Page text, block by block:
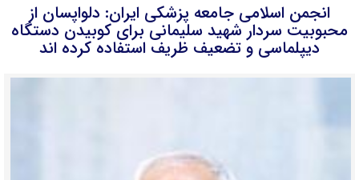
انجمن اسلامى جامعه پزشکى ایران: دلواپسان از
محبوبیت سردار شهید سلیمانى براى کوبیدن دستگاه
دیپلماسى و تضعیف ظریف استفاده کرده اند